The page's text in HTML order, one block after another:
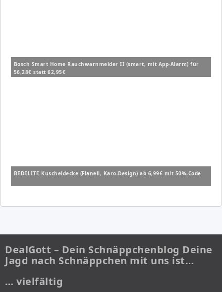
Bosch Smart Home Rauchwarnmelder II (smart, mit App-Alarm) für
56,28€ statt 62,95€
BEDELITE Kuscheldecke (Flanell, Karo-Design) ab 6,99€ mit 50%-Code
DealGott – Dein Schnäppchenblog Deine
Jagd nach Schnäppchen mit uns ist…
… vielfältig